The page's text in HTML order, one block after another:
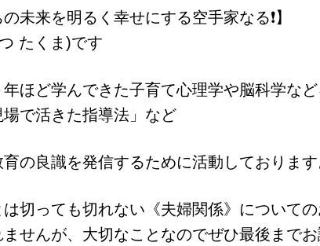
未来を明るく幸せにする空手家なる❗】
たくま)です
ほど学んできた子育て心理学や脳科学な
で活きた指導法」など
の良識を発信するために活動しております
切っても切れない《夫婦関係》について
せんが、大切なことなのでぜひ最後まで